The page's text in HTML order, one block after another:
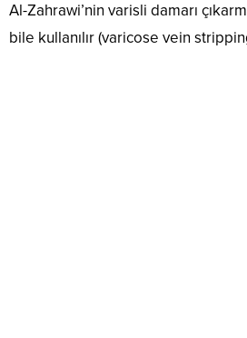
Al-Zahrawi’nin varisli damarı
bile kullanılır (varicose vein